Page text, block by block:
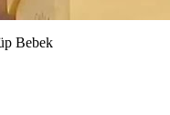
Bebek